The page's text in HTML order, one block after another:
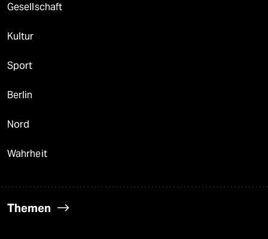
Gesellschaft
Kultur
Sport
Berlin
Nord
Wahrheit
Themen